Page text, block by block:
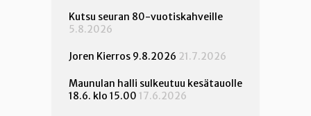
Kutsu seuran 80-vuotiskahveille
5.8.2026
Joren Kierros 9.8.2026 21.7.2026
Maunulan halli sulkeutuu kesätauolle
18.6. klo 15.00 17.6.2026